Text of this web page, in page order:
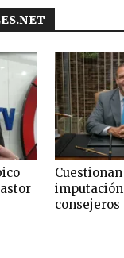
consejeros